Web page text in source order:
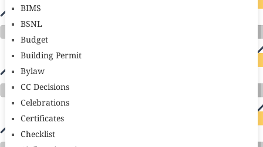
BIMS
BSNL
Budget
Building Permit
Bylaw
CC Decisions
Celebrations
Certificates
Checklist